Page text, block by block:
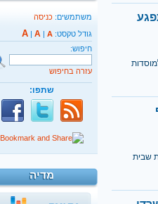
משתמשים: כניסה
גודל טקסט:
A | A | A
חיפוש:
עזרה בחיפוש
שתפו:
מדיה
תפגע
שבית